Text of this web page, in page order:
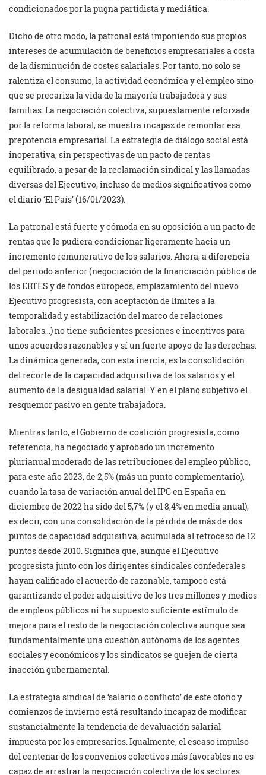
condicionados por la pugna partidista y mediática.
Dicho de otro modo, la patronal está imponiendo sus propios
intereses de acumulación de beneficios empresariales a costa
de la disminución de costes salariales. Por tanto, no solo se
ralentiza el consumo, la actividad económica y el empleo sino
que se precariza la vida de la mayoría trabajadora y sus
familias. La negociación colectiva, supuestamente reforzada
por la reforma laboral, se muestra incapaz de remontar esa
prepotencia empresarial. La estrategia de diálogo social está
inoperativa, sin perspectivas de un pacto de rentas
equilibrado, a pesar de la reclamación sindical y las llamadas
diversas del Ejecutivo, incluso de medios significativos como
el diario ‘El País’ (16/01/2023).
La patronal está fuerte y cómoda en su oposición a un pacto de
rentas que le pudiera condicionar ligeramente hacia un
incremento remunerativo de los salarios. Ahora, a diferencia
del periodo anterior (negociación de la financiación pública de
los ERTES y de fondos europeos, emplazamiento del nuevo
Ejecutivo progresista, con aceptación de límites a la
temporalidad y estabilización del marco de relaciones
laborales…) no tiene suficientes presiones e incentivos para
unos acuerdos razonables y sí un fuerte apoyo de las derechas.
La dinámica generada, con esta inercia, es la consolidación
del recorte de la capacidad adquisitiva de los salarios y el
aumento de la desigualdad salarial. Y en el plano subjetivo el
resquemor pasivo en gente trabajadora.
Mientras tanto, el Gobierno de coalición progresista, como
referencia, ha negociado y aprobado un incremento
plurianual moderado de las retribuciones del empleo público,
para este año 2023, de 2,5% (más un punto complementario),
cuando la tasa de variación anual del IPC en España en
diciembre de 2022 ha sido del 5,7% (y el 8,4% en media anual),
es decir, con una consolidación de la pérdida de más de dos
puntos de capacidad adquisitiva, acumulada al retroceso de 12
puntos desde 2010. Significa que, aunque el Ejecutivo
progresista junto con los dirigentes sindicales confederales
hayan calificado el acuerdo de razonable, tampoco está
garantizando el poder adquisitivo de los tres millones y medios
de empleos públicos ni ha supuesto suficiente estímulo de
mejora para el resto de la negociación colectiva aunque sea
fundamentalmente una cuestión autónoma de los agentes
sociales y económicos y los sindicatos se quejen de cierta
inacción gubernamental.
La estrategia sindical de ‘salario o conflicto’ de este otoño y
comienzos de invierno está resultando incapaz de modificar
sustancialmente la tendencia de devaluación salarial
impuesta por los empresarios. Igualmente, el escaso impulso
del centenar de los convenios colectivos más favorables no es
capaz de arrastrar la negociación colectiva de los sectores